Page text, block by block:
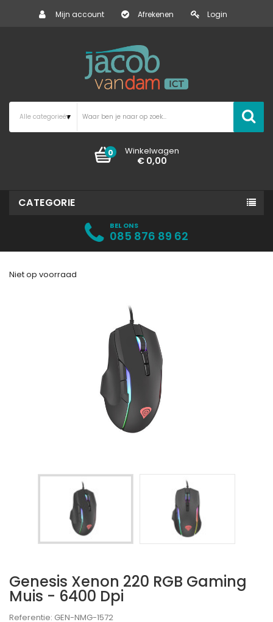
Mijn account Afrekenen Login
Winkelwagen
0
€ 0,00
CATEGORIE
BEL ONS
085 876 89 62
Niet op voorraad
Genesis Xenon 220 RGB Gaming
Muis - 6400 Dpi
Referentie: GEN-NMG-1572